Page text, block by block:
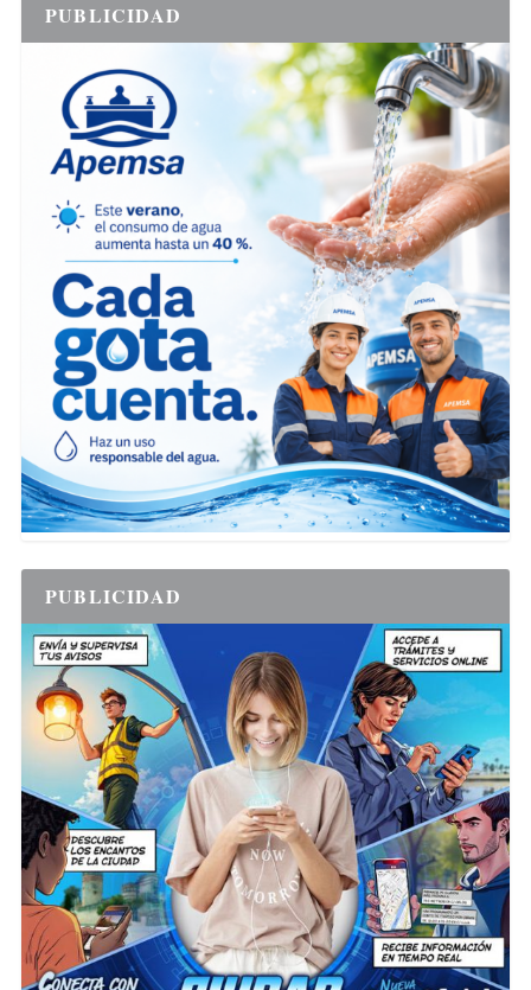
PUBLICIDAD
PUBLICIDAD